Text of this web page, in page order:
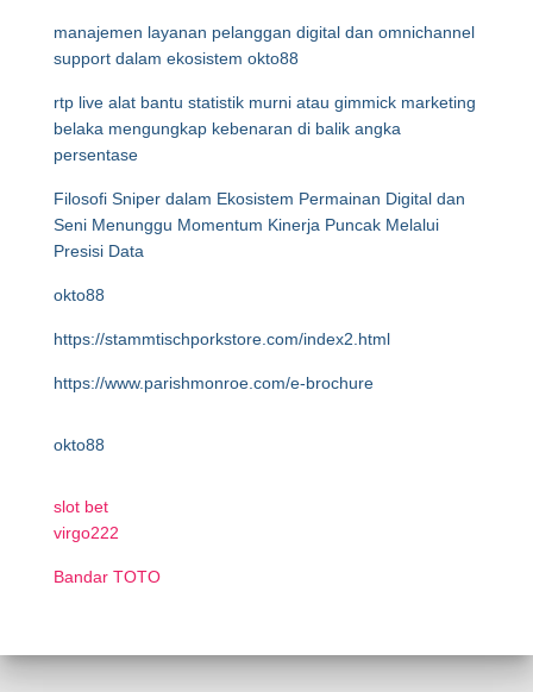
manajemen layanan pelanggan digital dan omnichannel
support dalam ekosistem okto88
rtp live alat bantu statistik murni atau gimmick marketing
belaka mengungkap kebenaran di balik angka
persentase
Filosofi Sniper dalam Ekosistem Permainan Digital dan
Seni Menunggu Momentum Kinerja Puncak Melalui
Presisi Data
okto88
https://stammtischporkstore.com/index2.html
https://www.parishmonroe.com/e-brochure
okto88
slot bet
virgo222
Bandar TOTO